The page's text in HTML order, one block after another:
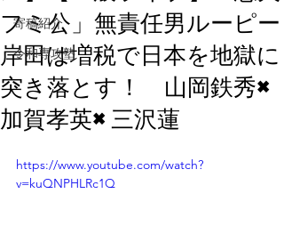
寄稿紹介
令和専攻塾
フミ公」無責任男ルーピー
岸田は増税で日本を地獄に
突き落とす！ 山岡鉄秀×
加賀孝英×三沢蓮
https://www.youtube.com/watch?
v=kuQNPHLRc1Q